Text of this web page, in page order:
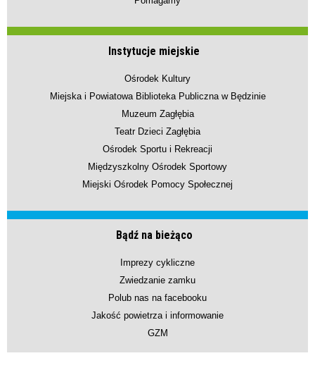
Instytucje miejskie
Ośrodek Kultury
Miejska i Powiatowa Biblioteka Publiczna w Będzinie
Muzeum Zagłębia
Teatr Dzieci Zagłębia
Ośrodek Sportu i Rekreacji
Międzyszkolny Ośrodek Sportowy
Miejski Ośrodek Pomocy Społecznej
Bądź na bieżąco
Imprezy cykliczne
Zwiedzanie zamku
Polub nas na facebooku
Jakość powietrza i informowanie
GZM